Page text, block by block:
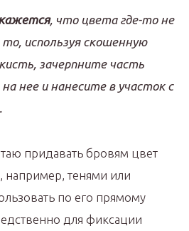
, что цвета где-то не
используя скошенную
зачерпните часть
нее и нанесите в участок с
придавать бровям цвет
например, тенями или
по его прямому
для фиксации